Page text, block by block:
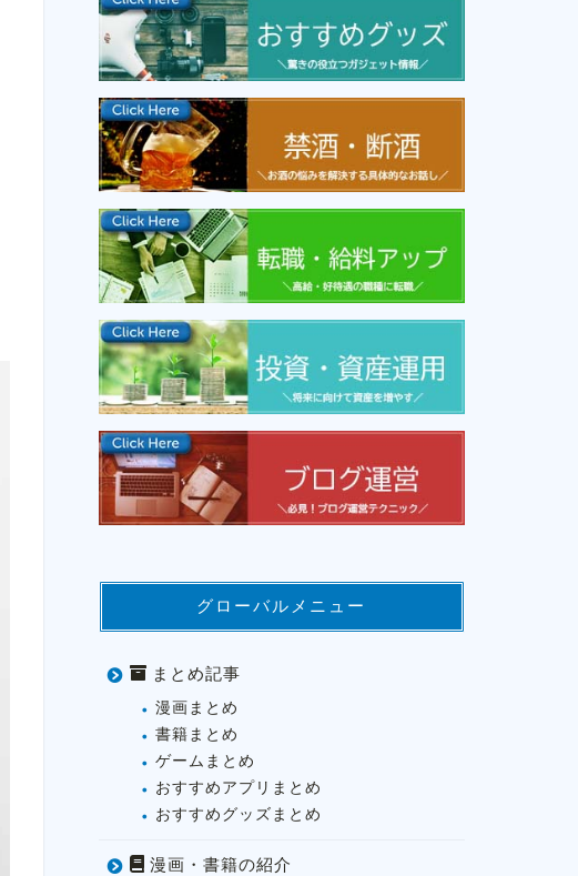
グローバルメニュー
まとめ記事
漫画まとめ
書籍まとめ
ゲームまとめ
おすすめアプリまとめ
おすすめグッズまとめ
漫画・書籍の紹介